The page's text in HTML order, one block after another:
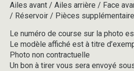
Ailes avant / Ailes arrière / Face
/ Réservoir / Pièces
Le numéro de course sur la photo
Le modèle affiché est à titre
Photo non contractuelle
Un bon à tirer vous sera envoyé